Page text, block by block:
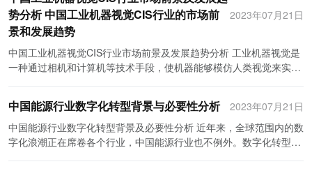
极跟进，加强与信息技术的融合，提升运维效率和管理水平。 综上所
述，中国电力运维产业链在快速发展中表现出较好的布局状况。各环
节的企业积极引进先进设备和技术，加强人才培养和技术创新，为电
力系统的安全稳定运行做出了积极贡献。然而，仍需要解决一些问
题，加大投入和创新力度，推动电力运维产业的进一步发展。
化方案。因此，相关的大数据分析技术和平台也具有一定的投资机
会。 此外，智能维护设备和无人机技术在智慧风电运维中也有较大的
应用潜力。智能维护设备可以实现对风电设备的自动检测和维护，减
少人工成本和维护时间。无人机技术可以实现对风电场的空中巡检和
设备检测，提高巡检的效率和准确性。这些领域的相关技术和设备也
维成本，提高风电设备的利用率和可靠性，也可以提供全面的数据支
持和决策参考。此外，在智慧风电运维领域相关的监控系统、大数据
分析技术、智能维护设备和无人机技术等方面也存在较大的投资机
这将促使火力发电运维行业向环保和智能化方向发展，提供更加环保
和可靠的解决方案。此外，全球火力发电行业的国际合作和标准化也
将进一步推动火力发电运维行业的发展。各个国家和地区可以通过共
享经验和技术，提高火力发电设备的运行效率和安全性。 综上所述，
全球火电运维行业正处于快速发展阶段。火力发电的广泛应用和对安
业的技术创新和环境保护要求的提高，火电运维行业将进一步发展。
全球火电运维行业的前景还将受到国际合作和标准化的推动。对于火
电运维行业从业者来说，提高专业技能和关注行业趋势是非常重要
的，以应对未来的挑战和机遇。
技术提供商合作，将智能感知装置和通信设备整合到火电设备中；数
据分析公司则需要与设备制造商和物联网技术提供商合作，获取火电
作，实现数据的有效处理和智能化运维系统的开发；运维服务商则需
要与设备制造商、物联网技术提供商、数据分析公司和软件开发商紧
中还存在一些问题。首先，不同环节之间的合作关系不够紧密，信息
沟通不畅，导致供应链的运作效率不高。其次，智慧火电运维产业链
中的一些环节还比较薄弱，企业与企业之间的竞争激烈，制约了整个
产业链的发展。再次，智慧火电运维产业链中的技术创新能力还比较
1. 市场需求大：中国是一个人口众多、水电资源丰富的国家，因此，
水电设备的运维需求十分庞大。随着国家对清洁能源的重视和水资源
的高效利用要求，智慧水电运维行业将迎来更大的市场需求。根据相
关数据，预计未来几年智慧水电运维市场规模有望达到数千亿元。 2.
技术发展空间大：智慧水电运维行业涉及到大数据、云计算、物联网
等前沿技术的应用，这些技术的发展和普及为行业带来了更多的发展
行效率、降低故障率，节能减排，为用户带来更好的服务。 3. 政策
支持明确：为了推动智慧水电运维行业的发展，中国政府出台了一系
列支持政策。例如，国家加大对智慧水电运维技术研发的投入力度，
鼓励企业提高技术水平和创新能力；加强对行业标准的建设和推广，
势分析 中国工业机器视觉CIS行业的市场前
景和发展趋势
2023年07月21日
中国工业机器视觉CIS行业市场前景及发展趋势分析 工业机器视觉是
一种通过相机和计算机等技术手段，使机器能够模仿人类视觉来实现
CIS（Camera Image Sensor）则是工业机器视觉中的核心设备之
一，它负责将物体的光信号转换成数字信号，为后续的图像处理提供
基础数据。本文将对中国工业机器视觉CIS行业的市场前景及发展趋
势进行分析。 目前，中国工业机器视觉CIS行业市场规模正快速增
中国能源行业数字化转型背景与必要性分析
2023年07月21日
中国能源行业数字化转型背景及必要性分析 近年来，全球范围内的数
字化浪潮正在席卷各个行业，中国能源行业也不例外。数字化转型已